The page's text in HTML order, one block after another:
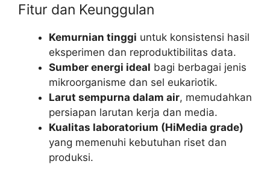
Fitur dan Keunggulan
Kemurnian tinggi untuk konsistensi hasil
eksperimen dan reproduktibilitas data.
Sumber energi ideal bagi berbagai jenis
mikroorganisme dan sel eukariotik.
Larut sempurna dalam air, memudahkan
persiapan larutan kerja dan media.
Kualitas laboratorium (HiMedia grade)
yang memenuhi kebutuhan riset dan
produksi.